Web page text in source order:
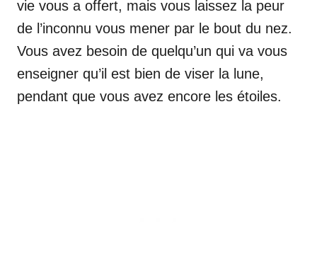
vie vous a offert, mais vous laissez la peur
de l’inconnu vous mener par le bout du nez.
Vous avez besoin de quelqu’un qui va vous
enseigner qu’il est bien de viser la lune,
pendant que vous avez encore les étoiles.